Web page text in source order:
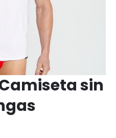
sin